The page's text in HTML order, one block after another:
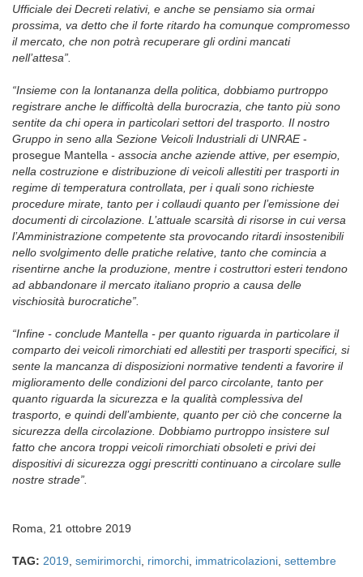
Ufficiale dei Decreti relativi, e anche se pensiamo sia ormai
prossima, va detto che il forte ritardo ha comunque compromesso
il mercato, che non potrà recuperare gli ordini mancati
nell’attesa”.
“Insieme con la lontananza della politica, dobbiamo purtroppo
registrare anche le difficoltà della burocrazia, che tanto più sono
sentite da chi opera in particolari settori del trasporto. Il nostro
Gruppo in seno alla Sezione Veicoli Industriali di UNRAE-
prosegue Mantella - associa anche aziende attive, per esempio,
nella costruzione e distribuzione di veicoli allestiti per trasporti in
regime di temperatura controllata, per i quali sono richieste
procedure mirate, tanto per i collaudi quanto per l’emissione dei
documenti di circolazione. L’attuale scarsità di risorse in cui versa
l’Amministrazione competente sta provocando ritardi insostenibili
nello svolgimento delle pratiche relative, tanto che comincia a
risentirne anche la produzione, mentre i costruttori esteri tendono
ad abbandonare il mercato italiano proprio a causa delle
vischiosità burocratiche”.
“Infine - conclude Mantella - per quanto riguarda in particolare il
comparto dei veicoli rimorchiati ed allestiti per trasporti specifici, si
sente la mancanza di disposizioni normative tendenti a favorire il
miglioramento delle condizioni del parco circolante, tanto per
quanto riguarda la sicurezza e la qualità complessiva del
trasporto, e quindi dell’ambiente, quanto per ciò che concerne la
sicurezza della circolazione. Dobbiamo purtroppo insistere sul
fatto che ancora troppi veicoli rimorchiati obsoleti e privi dei
dispositivi di sicurezza oggi prescritti continuano a circolare sulle
nostre strade”.
Roma, 21 ottobre 2019
TAG: 2019 semirimorchi rimorchi immatricolazioni settembre